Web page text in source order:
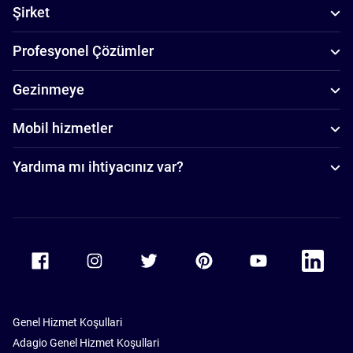
Şirket
Profesyonel Çözümler
Gezinmeye
Mobil hizmetler
Yardıma mı ihtiyacınız var?
Accor Facebook Accor TwitterAccor PinterestAccor Youtube
Accor
Genel Hizmet Koşullari
Adagio Genel Hizmet Koşullari